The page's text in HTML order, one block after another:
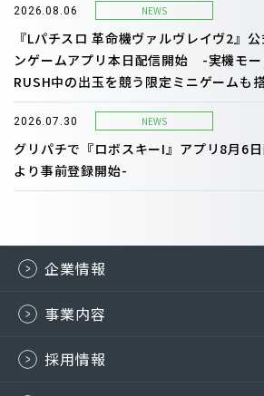
2026.08.06 NEWS
『Lパチスロ 革命機ヴァルヴレイヴ2』
ンゲームアプリ本日配信開始 -実機モ
RUSH中の出玉を競う限定ミニゲームも
2026.07.30 NEWS
グリパチで『ロボスキーI』アプリ8月6
より事前登録開始-
企業情報
事業内容
採用情報